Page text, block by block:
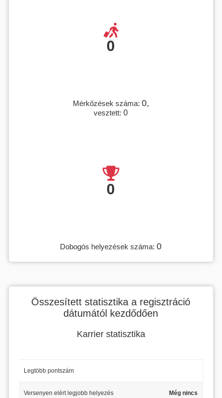
0
Mérkőzések száma: 0,
vesztett:0
0
Dobogós helyezések száma:0
Összesített statisztika a regisztráció
dátumától kezdődően
Karrier statisztika
Legtöbb pontszám
Versenyen elért legjobb helyezés Még nincs